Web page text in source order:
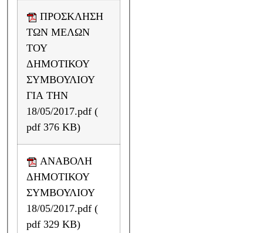
ΤΩΝ ΜΕΛΩΝ
ΤΟΥ
ΔΗΜΟΤΙΚΟΥ
ΣΥΜΒΟΥΛΙΟΥ
ΓΙΑ ΤΗΝ
18/05/2017.pdf (
pdf 376 KB)
ΔΗΜΟΤΙΚΟΥ
ΣΥΜΒΟΥΛΙΟΥ
18/05/2017.pdf (
pdf 329 KB)